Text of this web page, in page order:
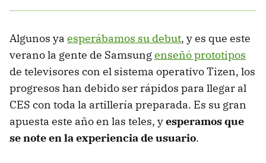
Algunos ya esperábamos su debut, y es que este
verano la gente de Samsungenseñó prototipos
de televisores con el sistema operativo Tizen, los
progresos han debido ser rápidos para llegar al
CES con toda la artillería preparada. Es su gran
apuesta este año en las teles, yesperamos que
se note en la experiencia de usuario.